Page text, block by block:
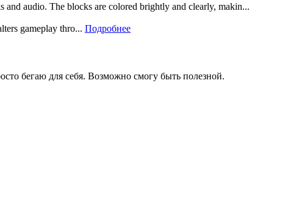
audio. The blocks are colored brightly and clearly, makin...
gameplay thro... Подробнее
бегаю для себя. Возможно смогу быть полезной.